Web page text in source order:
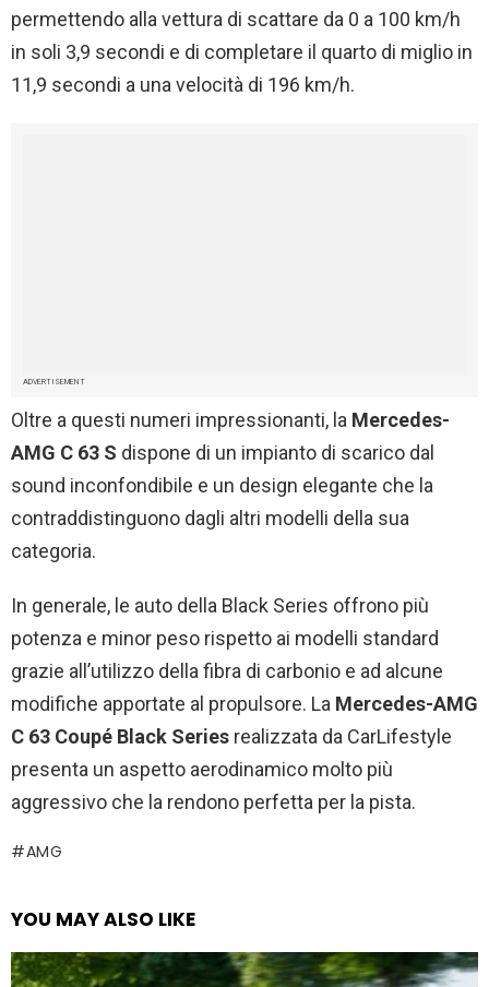
permettendo alla vettura di scattare da 0 a 100 km/h
in soli 3,9 secondi e di completare il quarto di miglio in
11,9 secondi a una velocità di 196 km/h.
ADVERTISEMENT
Oltre a questi numeri impressionanti, la Mercedes-
AMG C 63 S dispone di un impianto di scarico dal
sound inconfondibile e un design elegante che la
contraddistinguono dagli altri modelli della sua
categoria.
In generale, le auto della Black Series offrono più
potenza e minor peso rispetto ai modelli standard
grazie all’utilizzo della fibra di carbonio e ad alcune
modifiche apportate al propulsore. La Mercedes-AMG
C 63 Coupé Black Series realizzata da CarLifestyle
presenta un aspetto aerodinamico molto più
aggressivo che la rendono perfetta per la pista.
AMG
YOU MAY ALSO LIKE